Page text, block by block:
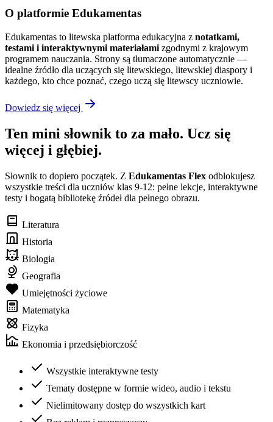
O platformie Edukamentas
Edukamentas to litewska platforma edukacyjna z notatkami,
testami i interaktywnymi materiałami zgodnymi z krajowym
programem nauczania. Strony są tłumaczone automatycznie —
idealne źródło dla uczących się litewskiego, litewskiej diaspory i
każdego, kto chce poznać, czego uczą się litewscy uczniowie.
Dowiedz się więcej
Ten mini słownik to za mało. Ucz się
więcej i głębiej.
Słownik to dopiero początek. Z Edukamentas Flex odblokujesz
wszystkie treści dla uczniów klas 9-12: pełne lekcje, interaktywne
testy i bogatą bibliotekę źródeł dla pełnego obrazu.
Literatura
Historia
Biologia
Geografia
Umiejętności życiowe
Matematyka
Fizyka
Ekonomia i przedsiębiorczość
Wszystkie interaktywne testy
Tematy dostępne w formie wideo, audio i tekstu
Nielimitowany dostęp do wszystkich kart